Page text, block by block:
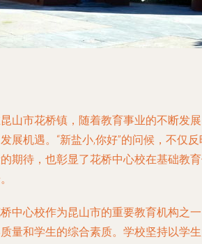
山市花桥镇，随着教育事业的不断发
展机遇。“新盐小,你好”的问候，不仅
期待，也彰显了花桥中心校在基础教
中心校作为昆山市的重要教育机构之
量和学生的综合素质。学校坚持以学